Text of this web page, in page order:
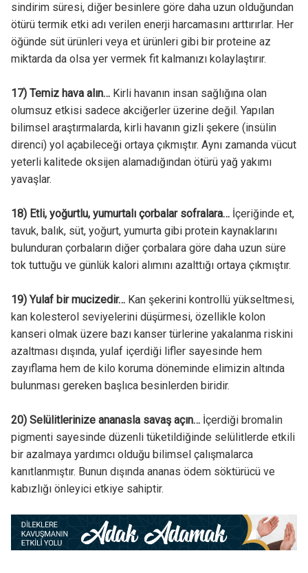
sindirim süresi, diğer besinlere göre daha uzun olduğundan
ötürü termik etki adı verilen enerji harcamasını arttırırlar. Her
öğünde süt ürünleri veya et ürünleri gibi bir proteine az
miktarda da olsa yer vermek fit kalmanızı kolaylaştırır.
17) Temiz hava alın…Kirli havanın insan sağlığına olan
olumsuz etkisi sadece akciğerler üzerine değil. Yapılan
bilimsel araştırmalarda, kirli havanın gizli şekere (insülin
direnci) yol açabileceği ortaya çıkmıştır. Aynı zamanda vücut
yeterli kalitede oksijen alamadığından ötürü yağ yakımı
yavaşlar.
18) Etli, yoğurtlu, yumurtalı çorbalar sofralara…İçeriğinde et,
tavuk, balık, süt, yoğurt, yumurta gibi protein kaynaklarını
bulunduran çorbaların diğer çorbalara göre daha uzun süre
tok tuttuğu ve günlük kalori alımını azalttığı ortaya çıkmıştır.
19) Yulaf bir mucizedir…Kan şekerini kontrollü yükseltmesi,
kan kolesterol seviyelerini düşürmesi, özellikle kolon
kanseri olmak üzere bazı kanser türlerine yakalanma riskini
azaltması dışında, yulaf içerdiği lifler sayesinde hem
zayıflama hem de kilo koruma döneminde elimizin altında
bulunması gereken başlıca besinlerden biridir.
20) Selülitlerinize ananasla savaş açın…İçerdiği bromalin
pigmenti sayesinde düzenli tüketildiğinde selülitlerde etkili
bir azalmaya yardımcı olduğu bilimsel çalışmalarca
kanıtlanmıştır. Bunun dışında ananas ödem söktürücü ve
kabızlığı önleyici etkiye sahiptir.